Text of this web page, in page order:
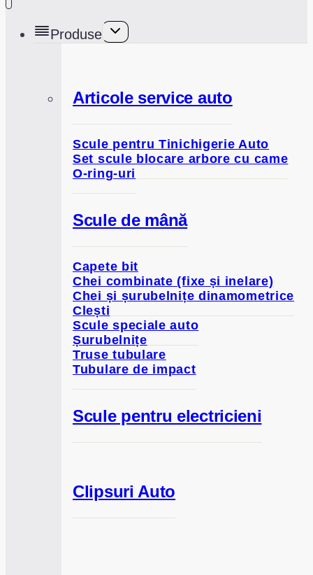
Produse
Toggle
Articole service auto
Scule pentru Tinichigerie Auto
Set scule blocare arbore cu came
O-ring-uri
Scule de mână
Capete bit
Chei combinate (fixe și inelare)
Chei și șurubelnițe dinamometrice
Clești
Scule speciale auto
Șurubelnițe
Truse tubulare
Tubulare de impact
Scule pentru electricieni
Clipsuri Auto